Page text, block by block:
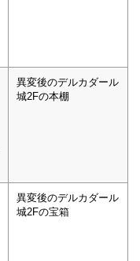
異変後のデルカダール
城2Fの本棚
異変後のデルカダール
城2Fの宝箱